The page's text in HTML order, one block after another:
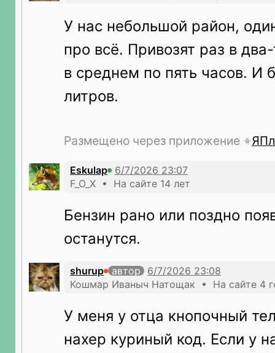
У нас небольшой район,
про всё. Привозят раз в
в среднем по пять часов. И
литров.
Размещено через приложение
Eskulap
F_O_X • На сайте 14 лет
Бензин рано или поздно
останутся.
shurup
автор
Кошмар Иваныч Натощак • На сайте 4
У меня у отца кнопочный
нахер куриный код. Если у